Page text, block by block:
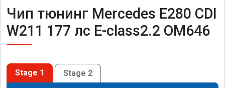
Чип тюнинг Mercedes E280 CDI
W211 177 лс E-class2.2 OM646
Stage 1 Stage 2